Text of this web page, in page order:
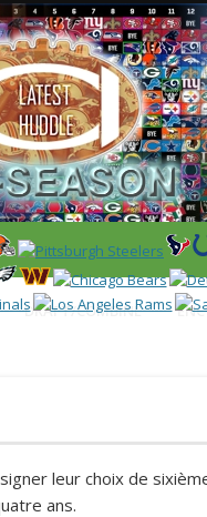
DRAFT/COMBINE
leur choix de
ans.